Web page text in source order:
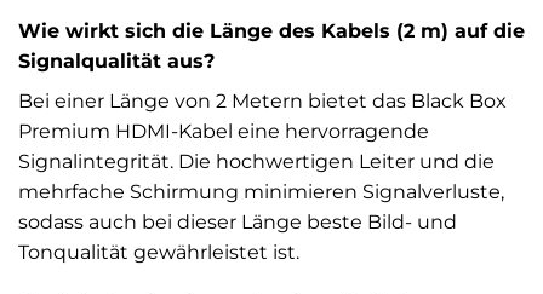
Wie wirkt sich die Länge des Kabels (2 m) auf die
Signalqualität aus?
Bei einer Länge von 2 Metern bietet das Black Box
Premium HDMI-Kabel eine hervorragende
Signalintegrität. Die hochwertigen Leiter und die
mehrfache Schirmung minimieren Signalverluste,
sodass auch bei dieser Länge beste Bild- und
Tonqualität gewährleistet ist.